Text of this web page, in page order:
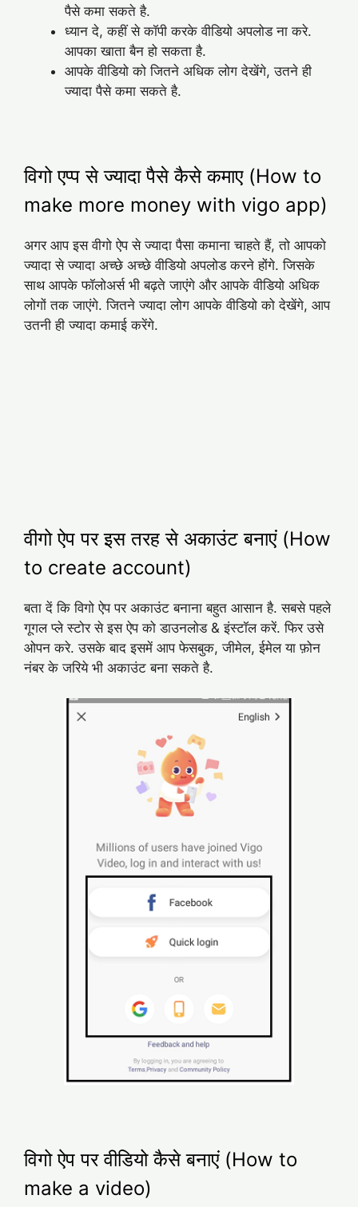
पैसे कमा सकते है.
ध्यान दे, कहीं से कॉपी करके वीडियो अपलोड ना करे.
आपका खाता बैन हो सकता है.
आपके वीडियो को जितने अधिक लोग देखेंगे, उतने ही
ज्यादा पैसे कमा सकते है.
विगो एप्प से ज्यादा पैसे कैसे कमाए (How to
make more money with vigo app)
अगर आप इस वीगो ऐप से ज्यादा पैसा कमाना चाहते हैं, तो आपको
ज्यादा से ज्यादा अच्छे अच्छे वीडियो अपलोड करने होंगे. जिसके
साथ आपके फॉलोअर्स भी बढ़ते जाएंगे और आपके वीडियो अधिक
लोगों तक जाएंगे. जितने ज्यादा लोग आपके वीडियो को देखेंगे, आप
उतनी ही ज्यादा कमाई करेंगे.
वीगो ऐप पर इस तरह से अकाउंट बनाएं (How
to create account)
बता दें कि विगो ऐप पर अकाउंट बनाना बहुत आसान है. सबसे पहले
गूगल प्ले स्टोर से इस ऐप को डाउनलोड & इंस्टॉल करें. फिर उसे
ओपन करे. उसके बाद इसमें आप फेसबुक, जीमेल, ईमेल या फ़ोन
नंबर के जरिये भी अकाउंट बना सकते है.
विगो ऐप पर वीडियो कैसे बनाएं (How to
make a video)